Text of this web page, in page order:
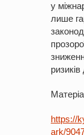
у
лише
https://
ark/